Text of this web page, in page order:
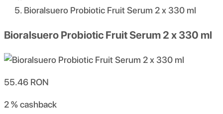
Bioralsuero Probiotic Fruit Serum 2 x 330 ml
Bioralsuero Probiotic Fruit Serum 2 x 330 ml
55.46 RON
2 %cashback